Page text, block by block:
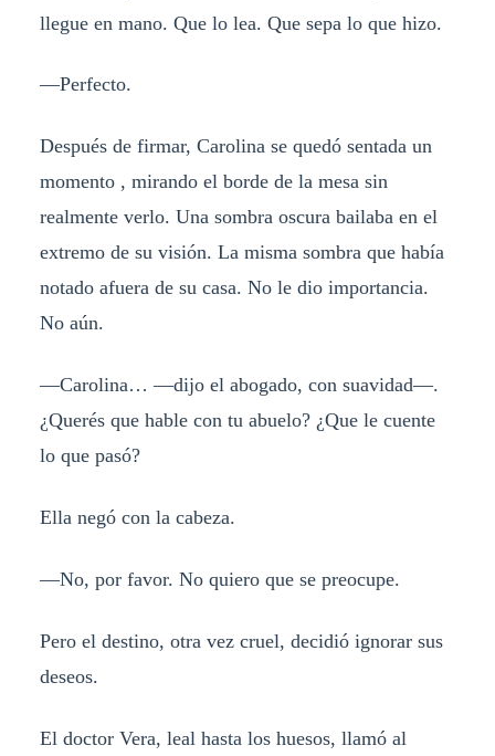
llegue en mano. Que lo lea. Que sepa lo que hizo.
—Perfecto.
Después de firmar, Carolina se quedó sentada un
momento , mirando el borde de la mesa sin
realmente verlo. Una sombra oscura bailaba en el
extremo de su visión. La misma sombra que había
notado afuera de su casa. No le dio importancia.
No aún.
—Carolina… —dijo el abogado, con suavidad—.
¿Querés que hable con tu abuelo? ¿Que le cuente
lo que pasó?
Ella negó con la cabeza.
—No, por favor. No quiero que se preocupe.
Pero el destino, otra vez cruel, decidió ignorar sus
deseos.
El doctor Vera, leal hasta los huesos, llamó al